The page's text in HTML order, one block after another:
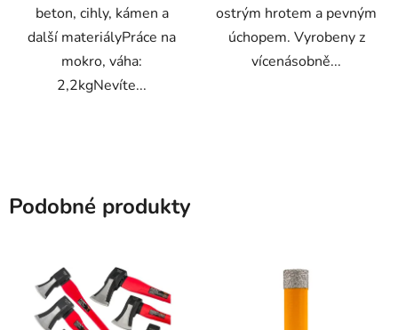
beton, cihly, kámen a
další materiályPráce na
mokro, váha:
2,2kgNevíte...
ostrým hrotem a pevným
úchopem. Vyrobeny z
vícenásobně...
Podobné produkty